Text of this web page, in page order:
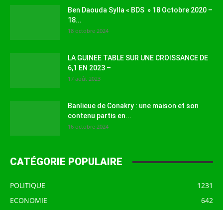
Ben Daouda Sylla « BDS » 18 Octobre 2020 –
18...
18 octobre 2024
LA GUINEE TABLE SUR UNE CROISSANCE DE
6,1 EN 2023 –
17 août 2023
Banlieue de Conakry : une maison et son
contenu partis en...
16 octobre 2024
CATÉGORIE POPULAIRE
POLITIQUE
1231
ECONOMIE
642